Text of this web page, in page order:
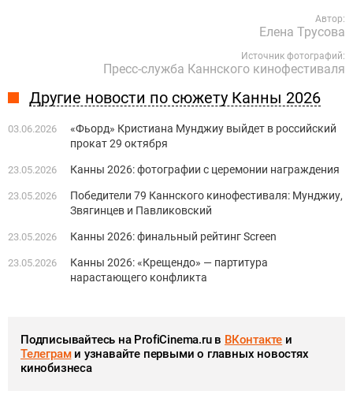
Автор:
Елена Трусова
Источник фотографий:
Пресс-служба Каннского кинофестиваля
Другие новости по сюжету Канны 2026
03.06.2026
«Фьорд» Кристиана Мунджиу выйдет в российский
прокат 29 октября
23.05.2026 Канны 2026: фотографии с церемонии награждения
23.05.2026
Победители 79 Каннского кинофестиваля: Мунджиу,
Звягинцев и Павликовский
23.05.2026 Канны 2026: финальный рейтинг Screen
23.05.2026
Канны 2026: «Крещендо» — партитура
нарастающего конфликта
Подписывайтесь на ProfiCinema.ru в ВКонтакте и
Телеграми узнавайте первыми о главных новостях
кинобизнеса